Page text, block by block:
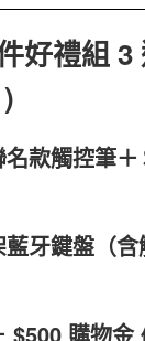
好禮組 3
款觸控筆＋
牙鍵盤（含
$500 購物金